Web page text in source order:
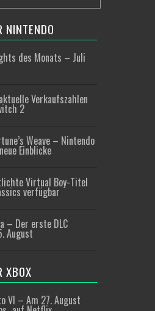
NINTENDO
des Monats – Juli
Verkaufszahlen
2
Weave – Nintendo
Einblicke
Virtual Boy-Titel
verfügbar
– Der erste DLC
August
XBOX
VI – Am 27. August